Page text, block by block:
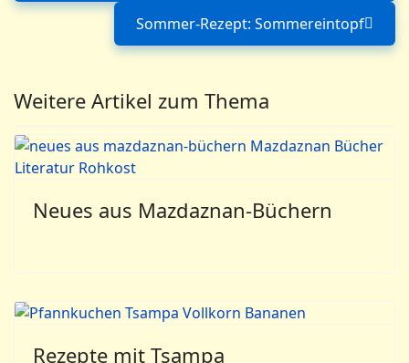
Nächster Beitrag:
Sommer-Rezept: Sommereintopf
Weitere Artikel zum Thema
Neues aus Mazdaznan-Büchern
Rezepte mit Tsampa